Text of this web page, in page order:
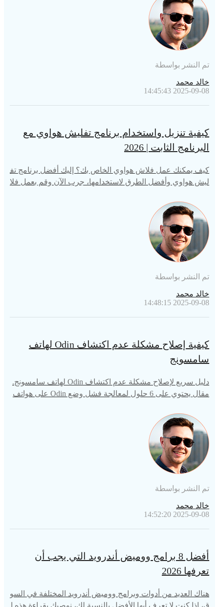
تم النشر بواسطة
خالد محمد
2025-09-08 14:45:43
كيفية تنزيل واستخدام برنامج تفليش هواوي مع
البرنامج الثابت | 2026
كيف يمكنك عمل فلاش هواوي الخاص بك؟ إليك أفضل برنامج تف
ليش هواوي وأفضل الطرق لاستخدامها، جرب الآن وقم بعمل فلا
تم النشر بواسطة
خالد محمد
2025-09-08 14:48:15
كيفية إصلاح مشكلة عدم اكتشاف Odin لهاتف
سامسونج
دليل سريع لإصلاح مشكلة عدم اكتشاف Odin لهاتف سامسونج.
مقال يحتوي على 6 حلول لمعالجة فشل وضع Odin على هواتف
تم النشر بواسطة
خالد محمد
2025-09-08 14:52:20
أفضل 8 برامج ووميض أندرويد التي يجب أن
تعرفها 2026
هناك العديد من أدوات وبرامج ووميض أندرويد المختلفة في السو
ق، إذا كنت لا تعرف أيها الأفضل بالنسبة لك، نوصيك بقراءة هذه ا